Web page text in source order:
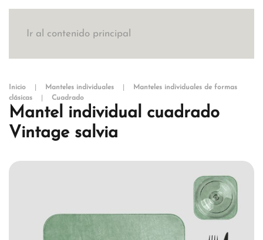
Ir al contenido principal
Inicio Manteles individuales
Manteles individuales de formas
clásicas
Cuadrado
Mantel individual cuadrado
Vintage salvia